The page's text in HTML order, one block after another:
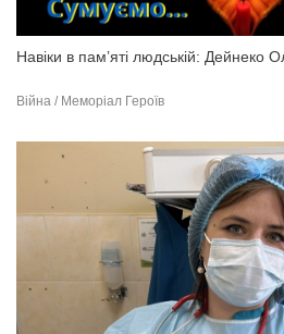
Навіки в пам’яті людській: Дейнеко
Війна / Меморіал Героїв